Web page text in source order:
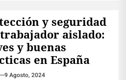
y seguridad
aislado:
y buenas
en España
9 Agosto, 2024